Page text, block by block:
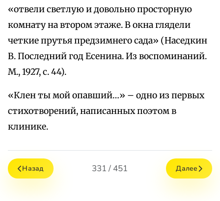
«отвели светлую и довольно просторную
комнату на втором этаже. В окна глядели
четкие прутья предзимнего сада» (Наседкин
В. Последний год Есенина. Из воспоминаний.
М., 1927, с. 44).
«Клен ты мой опавший…» – одно из первых
стихотворений, написанных поэтом в
клинике.
Назад 331 / 451 Далее